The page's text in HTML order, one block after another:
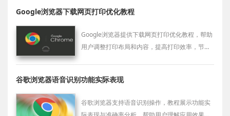
Google浏览器下载网页打印优化教程
Google浏览器提供下载网页打印优化教程，帮助
用户调整打印布局和内容，提高打印效率，节省
谷歌浏览器语音识别功能实际表现
谷歌浏览器支持语音识别操作，教程展示功能实